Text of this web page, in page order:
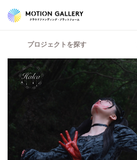
プロジェクトを探す